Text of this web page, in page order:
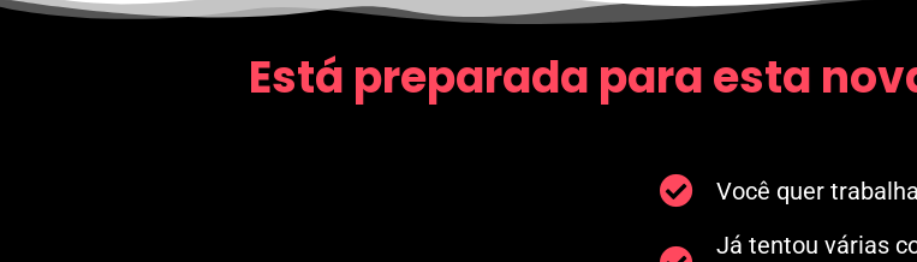
Está preparada para esta
Você quer
Já tentou várias